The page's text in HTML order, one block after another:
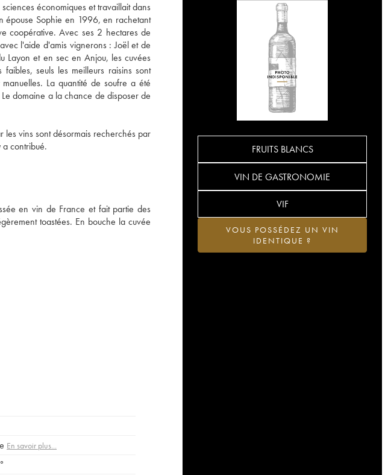
économiques et travaillait dans
épouse Sophie en 1996, en rachetant
coopérative. Avec ses 2 hectares de
l'aide d'amis vignerons : Joël et de
Layon et en sec en Anjou, les cuvées
seuls les meilleurs raisins sont
La quantité de soufre a été
domaine a la chance de disposer de
les vins sont désormais recherchés par
contribué.
en vin de France et fait partie des
toastées. En bouche la cuvée
FRUITS BLANCS
VIN DE GASTRONOMIE
VIF
VOUS POSSÉDEZ UN VIN
IDENTIQUE ?
En savoir plus...